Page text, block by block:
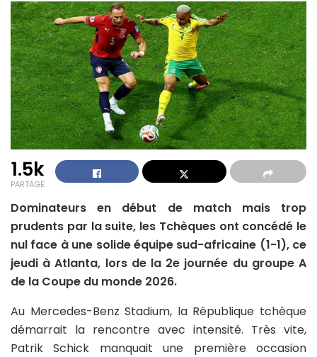
1.5k
PARTAGE
Dominateurs en début de match mais trop
prudents par la suite, les Tchèques ont concédé le
nul face à une solide équipe sud-africaine (1-1), ce
jeudi à Atlanta, lors de la 2e journée du groupe A
de la Coupe du monde 2026.
Au Mercedes-Benz Stadium, la République tchèque
démarrait la rencontre avec intensité. Très vite,
Patrik Schick manquait une première occasion